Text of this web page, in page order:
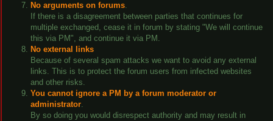
No arguments on forums.
If there is a disagreement between parties that continues for
multiple exchanged, cease it in forum by stating "We will continue
this via PM", and continue it via PM.
No external links
Because of several spam attacks we want to avoid any external
links. This is to protect the forum users from infected websites
and other risks.
You cannot ignore a PM by a forum moderator or
administrator.
By so doing you would disrespect authority and may result in